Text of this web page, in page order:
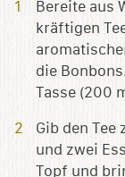
Bereite aus
kräftigen
die
Tasse (200
Gib den
und zwei
Topf und